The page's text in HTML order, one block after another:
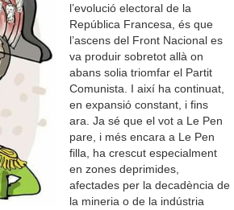
l’evolució electoral de la
República Francesa, és que
l’ascens del Front Nacional es
va produir sobretot allà on
abans solia triomfar el Partit
Comunista. I així ha continuat,
en expansió constant, i fins
ara. Ja sé que el vot a Le Pen
pare, i més encara a Le Pen
filla, ha crescut especialment
en zones deprimides,
afectades per la decadència de
la mineria o de la indústria